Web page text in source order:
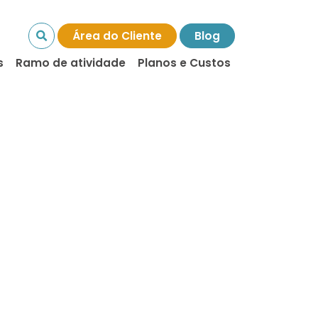
Área do Cliente
Blog
Ramo de atividade Planos e Custos